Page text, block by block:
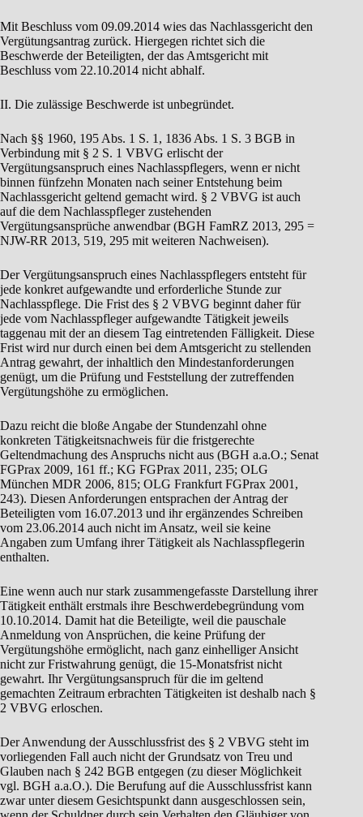
Mit Beschluss vom 09.09.2014 wies das Nachlassgericht den
Vergütungsantrag zurück. Hiergegen richtet sich die
Beschwerde der Beteiligten, der das Amtsgericht mit
Beschluss vom 22.10.2014 nicht abhalf.
II. Die zulässige Beschwerde ist unbegründet.
Nach §§ 1960, 195 Abs. 1 S. 1, 1836 Abs. 1 S. 3 BGB in
Verbindung mit § 2 S. 1 VBVG erlischt der
Vergütungsanspruch eines Nachlasspflegers, wenn er nicht
binnen fünfzehn Monaten nach seiner Entstehung beim
Nachlassgericht geltend gemacht wird. § 2 VBVG ist auch
auf die dem Nachlasspfleger zustehenden
Vergütungsansprüche anwendbar (BGH FamRZ 2013, 295 =
NJW-RR 2013, 519, 295 mit weiteren Nachweisen).
Der Vergütungsanspruch eines Nachlasspflegers entsteht für
jede konkret aufgewandte und erforderliche Stunde zur
Nachlasspflege. Die Frist des § 2 VBVG beginnt daher für
jede vom Nachlasspfleger aufgewandte Tätigkeit jeweils
taggenau mit der an diesem Tag eintretenden Fälligkeit. Diese
Frist wird nur durch einen bei dem Amtsgericht zu stellenden
Antrag gewahrt, der inhaltlich den Mindestanforderungen
genügt, um die Prüfung und Feststellung der zutreffenden
Vergütungshöhe zu ermöglichen.
Dazu reicht die bloße Angabe der Stundenzahl ohne
konkreten Tätigkeitsnachweis für die fristgerechte
Geltendmachung des Anspruchs nicht aus (BGH a.a.O.; Senat
FGPrax 2009, 161 ff.; KG FGPrax 2011, 235; OLG
München MDR 2006, 815; OLG Frankfurt FGPrax 2001,
243). Diesen Anforderungen entsprachen der Antrag der
Beteiligten vom 16.07.2013 und ihr ergänzendes Schreiben
vom 23.06.2014 auch nicht im Ansatz, weil sie keine
Angaben zum Umfang ihrer Tätigkeit als Nachlasspflegerin
enthalten.
Eine wenn auch nur stark zusammengefasste Darstellung ihrer
Tätigkeit enthält erstmals ihre Beschwerdebegründung vom
10.10.2014. Damit hat die Beteiligte, weil die pauschale
Anmeldung von Ansprüchen, die keine Prüfung der
Vergütungshöhe ermöglicht, nach ganz einhelliger Ansicht
nicht zur Fristwahrung genügt, die 15-Monatsfrist nicht
gewahrt. Ihr Vergütungsanspruch für die im geltend
gemachten Zeitraum erbrachten Tätigkeiten ist deshalb nach §
2 VBVG erloschen.
Der Anwendung der Ausschlussfrist des § 2 VBVG steht im
vorliegenden Fall auch nicht der Grundsatz von Treu und
Glauben nach § 242 BGB entgegen (zu dieser Möglichkeit
vgl. BGH a.a.O.). Die Berufung auf die Ausschlussfrist kann
zwar unter diesem Gesichtspunkt dann ausgeschlossen sein,